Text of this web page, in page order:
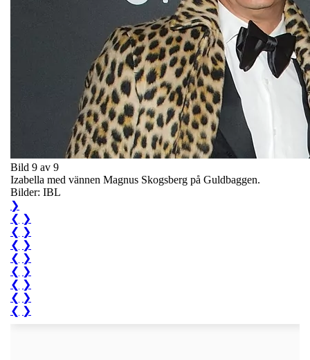
Bild 9 av 9
Izabella med vännen Magnus Skogsberg på Guldbaggen.
Bilder: IBL
❯
❮ ❯
❮ ❯
❮ ❯
❮ ❯
❮ ❯
❮ ❯
❮ ❯
❮ ❯